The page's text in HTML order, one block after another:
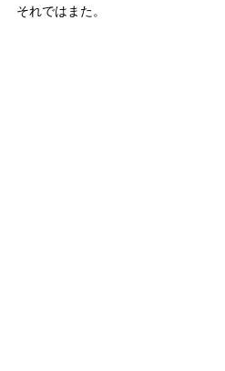
それではまた。